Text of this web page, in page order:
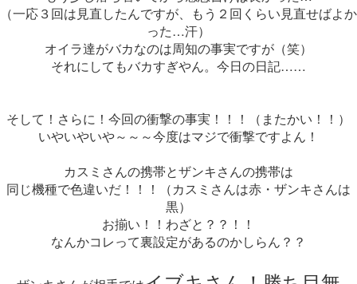
（一応３回は見直したんですが、もう２回くらい見直せばよか
った…汗）
オイラ達がバカなのは周知の事実ですが（笑）
それにしてもバカすぎやん。今日の日記……
そして！さらに！今回の衝撃の事実！！！（またかい！！）
いやいやいや～～～今度はマジで衝撃ですよん！
カスミさんの携帯とザンキさんの携帯は
同じ機種で色違いだ！！！（カスミさんは赤・ザンキさんは
黒）
お揃い！！わざと？？！！
なんかコレって裏設定があるのかしらん？？